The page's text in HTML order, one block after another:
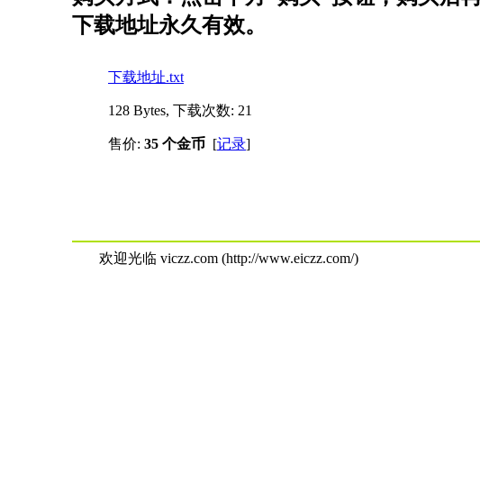
下载地址永久有效。
下载地址.txt
128 Bytes, 下载次数: 21
售价: 35 个金币 [记录]
欢迎光临 viczz.com (http://www.eiczz.com/)